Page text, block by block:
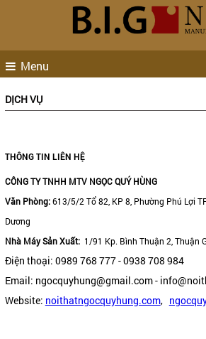
Menu
DỊCH VỤ
THÔNG TIN LIÊN HỆ
CÔNG TY TNHH MTV NGỌC QUÝ HÙNG
Văn Phòng:613/5/2 Tổ 82, KP 8, Phường Phú Lợi
Dương
Nhà Máy Sản Xuất: 1/91 Kp. Bình Thuận 2, Thuận
Điện thoại: 0989 768 777 - 0938 708 984
Email: ngocquyhung@gmail.com -
Website: noithatngocquyhung.com,